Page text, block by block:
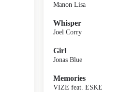
Manon Lisa
Whisper
Joel Corry
Girl
Jonas Blue
Memories
VIZE feat. ESKE